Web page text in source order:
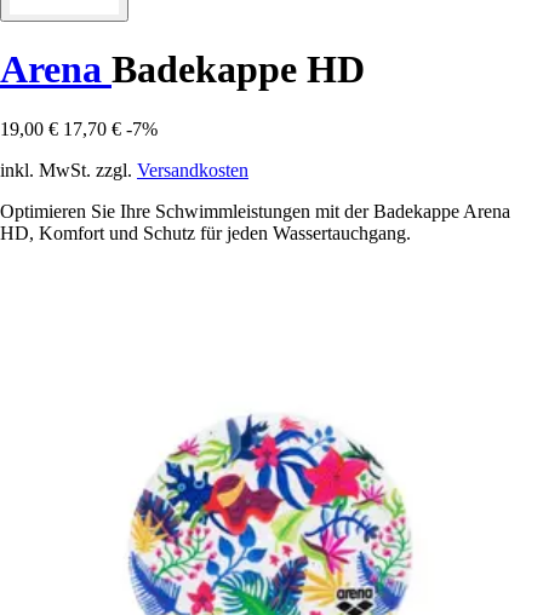
Arena Badekappe HD
19,00 € 17,70 € -7%
inkl. MwSt. zzgl. Versandkosten
Optimieren Sie Ihre Schwimmleistungen mit der Badekappe Arena
HD, Komfort und Schutz für jeden Wassertauchgang.